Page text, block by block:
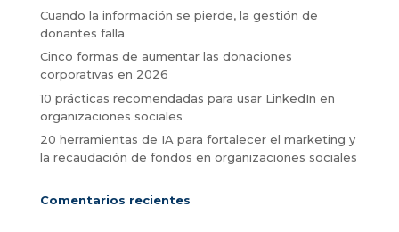
Cuando la información se pierde, la gestión de
donantes falla
Cinco formas de aumentar las donaciones
corporativas en 2026
10 prácticas recomendadas para usar LinkedIn en
organizaciones sociales
20 herramientas de IA para fortalecer el marketing y
la recaudación de fondos en organizaciones sociales
Comentarios recientes